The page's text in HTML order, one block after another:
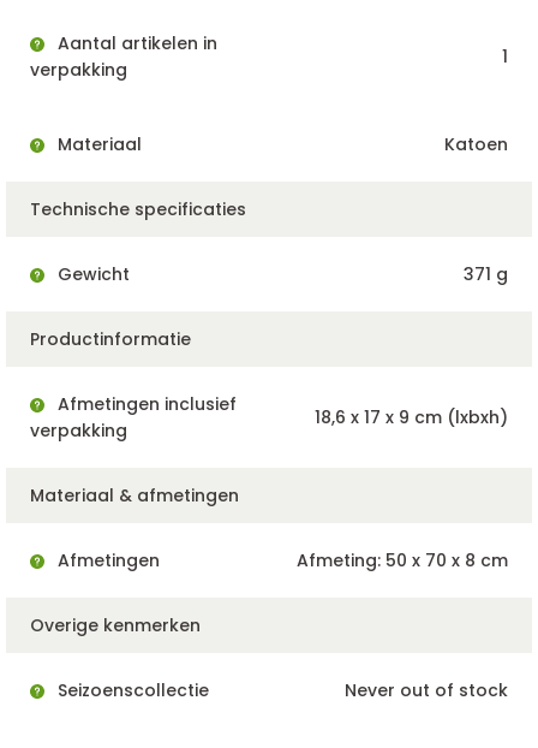
Aantal artikelen in
verpakking
1
Materiaal Katoen
Technische specificaties
Gewicht 371 g
Productinformatie
Afmetingen inclusief
verpakking
18,6 x 17 x 9 cm (lxbxh)
Materiaal & afmetingen
Afmetingen Afmeting: 50 x 70 x 8 cm
Overige kenmerken
Seizoenscollectie Never out of stock